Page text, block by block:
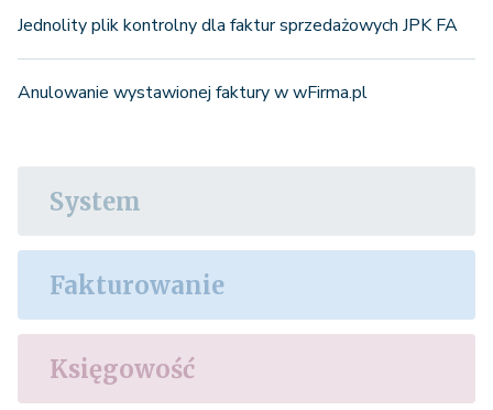
Jednolity plik kontrolny dla faktur sprzedażowych JPK FA
Anulowanie wystawionej faktury w wFirma.pl
System
Fakturowanie
Księgowość